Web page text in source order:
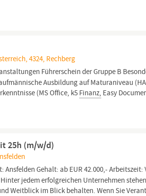
4324, Rechberg
Führerschein der Gruppe B
Ausbildung auf Maturaniveau
(MS Office, k5 Finanz, Easy
25h (m/w/d)
Ansfelden Gehalt: ab EUR 42.000,-
jedem erfolgreichen Unternehmen
Weitblick im Blick behalten. Wenn Sie